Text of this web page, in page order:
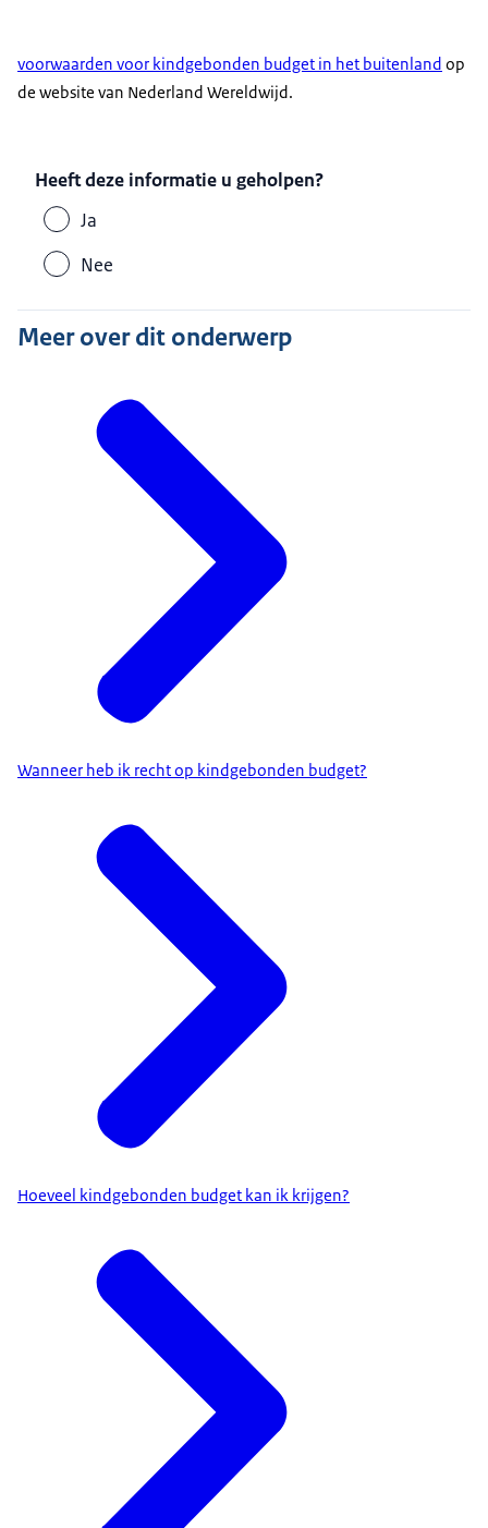
voorwaarden voor kindgebonden budget in het buitenland op
de website van Nederland Wereldwijd.
Heeft deze informatie u geholpen?
Ja
Nee
Meer over dit onderwerp
Wanneer heb ik recht op kindgebonden budget?
Hoeveel kindgebonden budget kan ik krijgen?